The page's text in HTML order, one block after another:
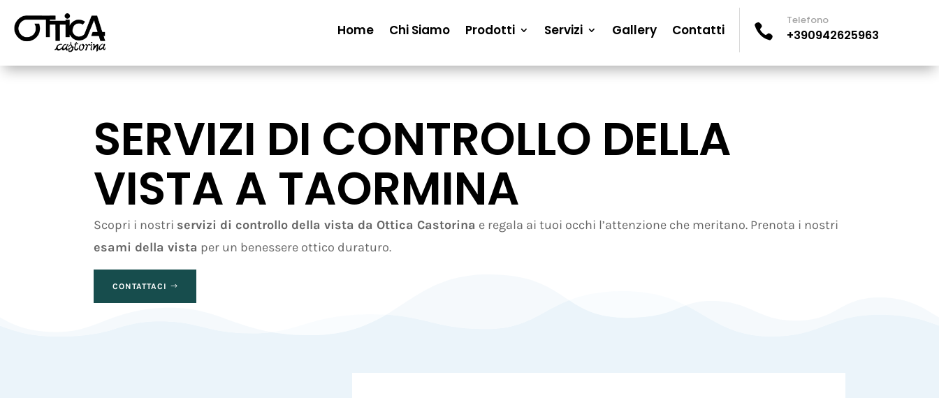
Home Chi Siamo Prodotti Servizi Gallery Contatti 
Telefono
+390942625963
SERVIZI DI CONTROLLO DELLA
VISTA A TAORMINA
Scopri i nostri servizi di controllo della vista da Ottica Castorina e regala ai tuoi occhi l’attenzione che meritano. Prenota i nostri
esami della vista per un benessere ottico duraturo.
CONTATTACI